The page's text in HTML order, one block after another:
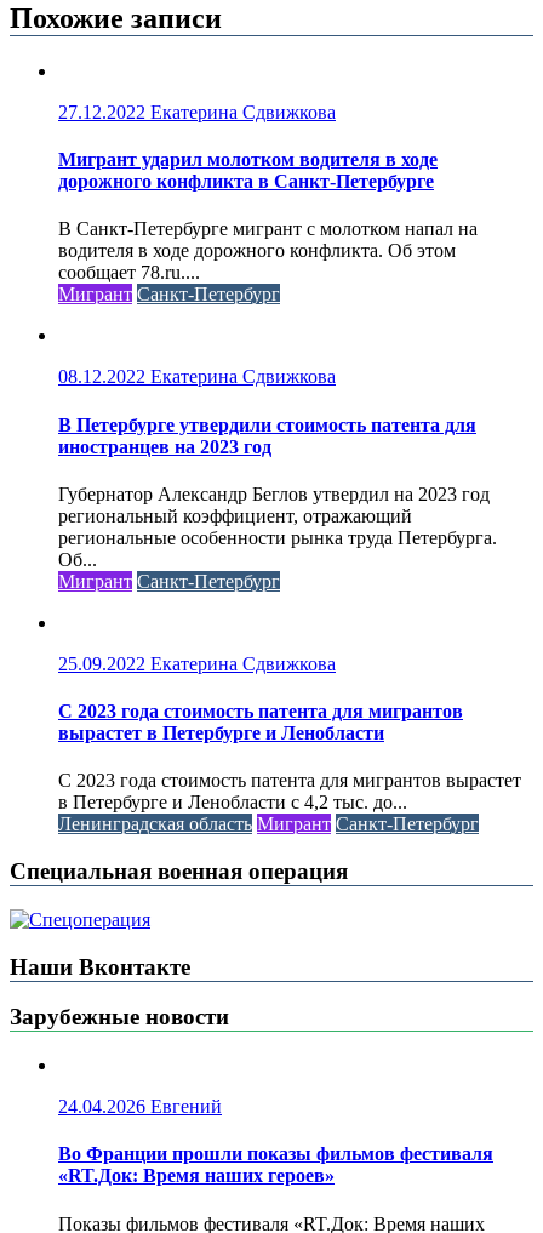
Похожие записи
27.12.2022 Екатерина Сдвижкова
Мигрант ударил молотком водителя в ходе
дорожного конфликта в Санкт-Петербурге
В Санкт-Петербурге мигрант с молотком напал на
водителя в ходе дорожного конфликта. Об этом
сообщает 78.ru....
Мигрант Санкт-Петербург
08.12.2022 Екатерина Сдвижкова
В Петербурге утвердили стоимость патента для
иностранцев на 2023 год
Губернатор Александр Беглов утвердил на 2023 год
региональный коэффициент, отражающий
региональные особенности рынка труда Петербурга.
Об...
Мигрант Санкт-Петербург
25.09.2022 Екатерина Сдвижкова
С 2023 года стоимость патента для мигрантов
вырастет в Петербурге и Ленобласти
С 2023 года стоимость патента для мигрантов вырастет
в Петербурге и Ленобласти с 4,2 тыс. до...
Ленинградская область Мигрант Санкт-Петербург
Специальная военная операция
Наши Вконтакте
Зарубежные новости
24.04.2026 Евгений
Во Франции прошли показы фильмов фестиваля
«RT.Док: Время наших героев»
Показы фильмов фестиваля «RT.Док: Время наших